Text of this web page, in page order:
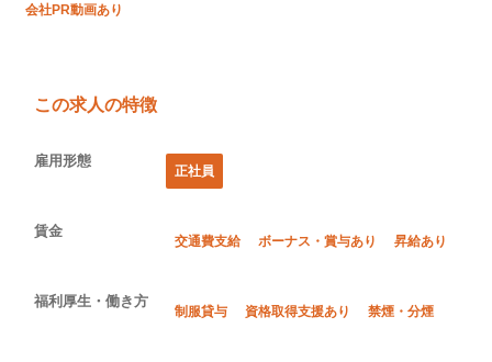
会社PR動画あり
この求人の特徴
雇用形態
正社員
賃金
交通費支給 ボーナス・賞与あり 昇給あり
福利厚生・働き方
制服貸与 資格取得支援あり 禁煙・分煙